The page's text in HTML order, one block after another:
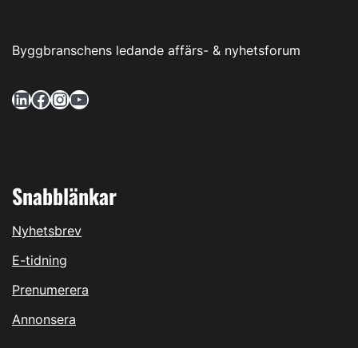
Byggbranschens ledande affärs- & nyhetsforum
LinkedIn Facebook InstagramYouTube
Snabblänkar
Nyhetsbrev
E-tidning
Prenumerera
Annonsera